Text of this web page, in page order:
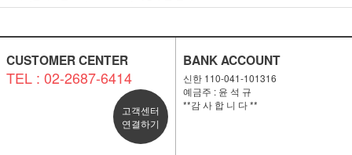
CUSTOMER CENTER
TEL : 02-2687-6414
고객센터
연결하기
BANK ACCOUNT
신한 110-041-101316
예금주 : 윤 석 규
**감 사 합 니 다 **